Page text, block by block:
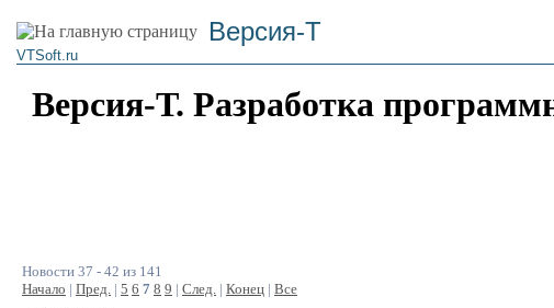
Версия-Т
VTSoft.ru
Версия-Т. Разработка
Новости 37 - 42 из 141
Начало | Пред. | 5 6 7 8 9 | След. | Конец | Все